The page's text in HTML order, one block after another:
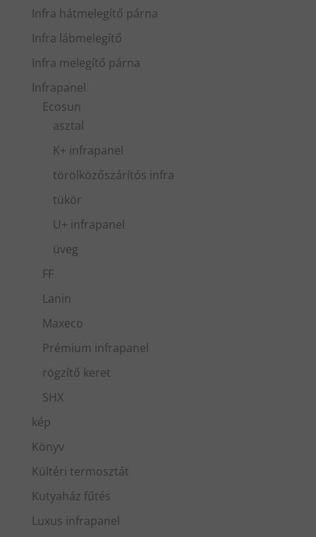
Infra hátmelegítő párna
Infra lábmelegítő
Infra melegítő párna
Infrapanel
Ecosun
asztal
K+ infrapanel
törölközőszárítós infra
tükör
U+ infrapanel
üveg
FF
Lanin
Maxeco
Prémium infrapanel
rögzítő keret
SHX
kép
Könyv
Kültéri termosztát
Kutyaház fűtés
Luxus infrapanel